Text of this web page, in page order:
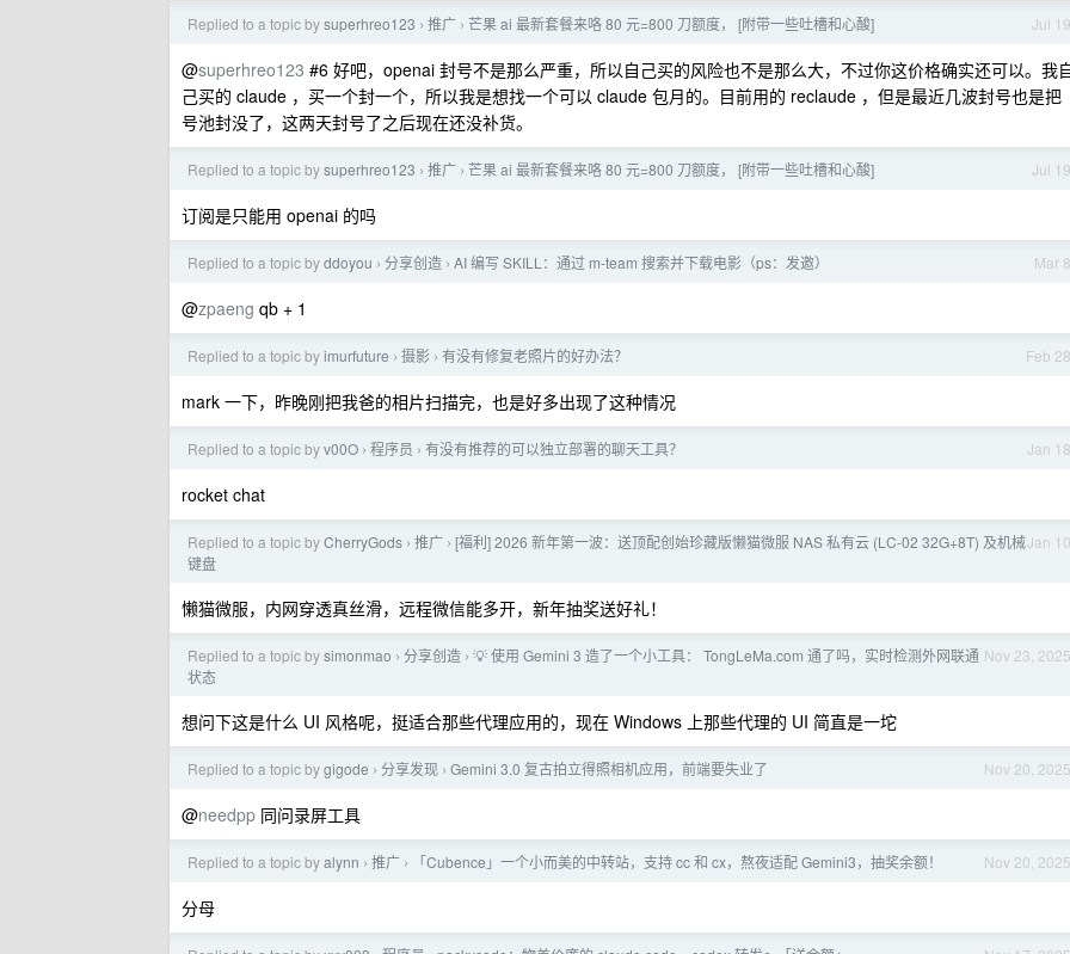
Jul 19
Replied to a topic bysuperhreo123 › 推广 › 芒果 ai 最新套餐来咯 80 元=800 刀额度， [附带一些吐槽和心酸]
@superhreo123 #6 好吧，openai 封号不是那么严重，所以自己买的风险也不是那么大，不过你这价格确实还可以。我
己买的 claude ，买一个封一个，所以我是想找一个可以 claude 包月的。目前用的 reclaude ，但是最近几波封号也是把
号池封没了，这两天封号了之后现在还没补货。
Jul 19
Replied to a topic bysuperhreo123 › 推广 › 芒果 ai 最新套餐来咯 80 元=800 刀额度， [附带一些吐槽和心酸]
订阅是只能用 openai 的吗
Mar 8
Replied to a topic byddoyou › 分享创造 › AI 编写 SKILL：通过 m-team 搜索并下载电影（ps：发邀）
@zpaeng qb + 1
Feb 28
Replied to a topic byimurfuture › 摄影 › 有没有修复老照片的好办法？
mark 一下，昨晚刚把我爸的相片扫描完，也是好多出现了这种情况
Jan 18
Replied to a topic byv00O › 程序员 › 有没有推荐的可以独立部署的聊天工具？
rocket chat
Jan 10
Replied to a topic byCherryGods › 推广 › [福利] 2026 新年第一波：送顶配创始珍藏版懒猫微服 NAS 私有云 (LC-02 32G+8T) 及机械
键盘
懒猫微服，内网穿透真丝滑，远程微信能多开，新年抽奖送好礼！
Nov 23, 2025
Replied to a topic bysimonmao › 分享创造 › 💡 使用 Gemini 3 造了一个小工具： TongLeMa.com 通了吗，实时检测外网联通
状态
想问下这是什么 UI 风格呢，挺适合那些代理应用的，现在 Windows 上那些代理的 UI 简直是一坨
Nov 20, 2025
Replied to a topic bygigode › 分享发现 › Gemini 3.0 复古拍立得照相机应用，前端要失业了
@needpp 同问录屏工具
Nov 20, 2025
Replied to a topic byalynn › 推广 › 「Cubence」一个小而美的中转站，支持 cc 和 cx，熬夜适配 Gemini3，抽奖余额！
分母